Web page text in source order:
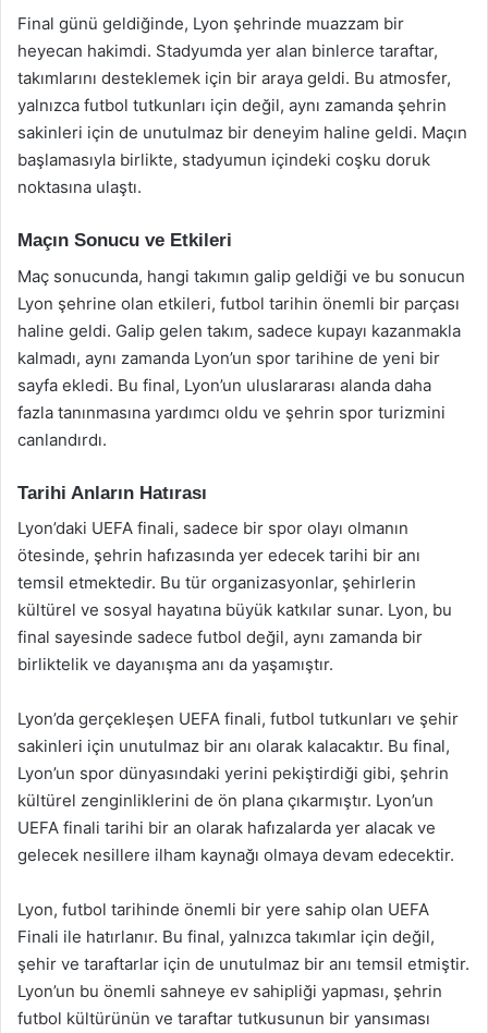
Final günü geldiğinde, Lyon şehrinde muazzam bir
heyecan hakimdi. Stadyumda yer alan binlerce taraftar,
takımlarını desteklemek için bir araya geldi. Bu atmosfer,
yalnızca futbol tutkunları için değil, aynı zamanda şehrin
sakinleri için de unutulmaz bir deneyim haline geldi. Maçın
başlamasıyla birlikte, stadyumun içindeki coşku doruk
noktasına ulaştı.
Maçın Sonucu ve Etkileri
Maç sonucunda, hangi takımın galip geldiği ve bu sonucun
Lyon şehrine olan etkileri, futbol tarihin önemli bir parçası
haline geldi. Galip gelen takım, sadece kupayı kazanmakla
kalmadı, aynı zamanda Lyon’un spor tarihine de yeni bir
sayfa ekledi. Bu final, Lyon’un uluslararası alanda daha
fazla tanınmasına yardımcı oldu ve şehrin spor turizmini
canlandırdı.
Tarihi Anların Hatırası
Lyon’daki UEFA finali, sadece bir spor olayı olmanın
ötesinde, şehrin hafızasında yer edecek tarihi bir anı
temsil etmektedir. Bu tür organizasyonlar, şehirlerin
kültürel ve sosyal hayatına büyük katkılar sunar. Lyon, bu
final sayesinde sadece futbol değil, aynı zamanda bir
birliktelik ve dayanışma anı da yaşamıştır.
Lyon’da gerçekleşen UEFA finali, futbol tutkunları ve şehir
sakinleri için unutulmaz bir anı olarak kalacaktır. Bu final,
Lyon’un spor dünyasındaki yerini pekiştirdiği gibi, şehrin
kültürel zenginliklerini de ön plana çıkarmıştır. Lyon’un
UEFA finali tarihi bir an olarak hafızalarda yer alacak ve
gelecek nesillere ilham kaynağı olmaya devam edecektir.
Lyon, futbol tarihinde önemli bir yere sahip olan UEFA
Finali ile hatırlanır. Bu final, yalnızca takımlar için değil,
şehir ve taraftarlar için de unutulmaz bir anı temsil etmiştir.
Lyon’un bu önemli sahneye ev sahipliği yapması, şehrin
futbol kültürünün ve taraftar tutkusunun bir yansıması